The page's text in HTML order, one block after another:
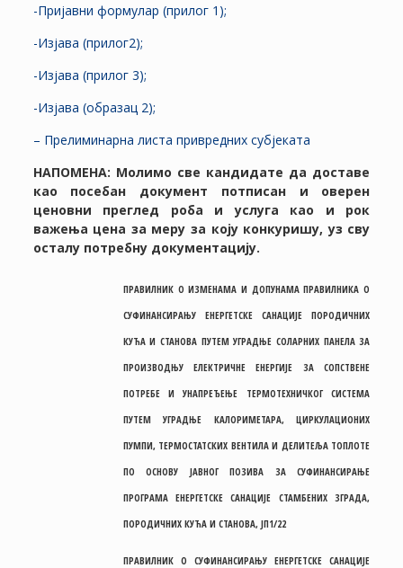
-Пријавни формулар (прилог 1);
-Изјава (прилог2);
-Изјава (прилог 3);
-Изјава (образац 2);
– Прелиминарна листа привредних субјеката
НАПОМЕНА: Молимо све кандидате да доставе
као посебан документ потписан и оверен
ценовни преглед роба и услуга као и рок
важења цена за меру за коју конкуришу, уз сву
осталу потребну документацију.
ПРАВИЛНИК О ИЗМЕНАМА И ДОПУНАМА ПРАВИЛНИКА О
СУФИНАНСИРАЊУ ЕНЕРГЕТСКЕ САНАЦИЈЕ ПОРОДИЧНИХ
КУЋА И СТАНОВА ПУТЕМ УГРАДЊЕ СОЛАРНИХ ПАНЕЛА ЗА
ПРОИЗВОДЊУ ЕЛЕКТРИЧНЕ ЕНЕРГИЈЕ ЗА СОПСТВЕНЕ
ПОТРЕБЕ И УНАПРЕЂЕЊЕ ТЕРМОТЕХНИЧКОГ СИСТЕМА
ПУТЕМ УГРАДЊЕ КАЛОРИМЕТАРА, ЦИРКУЛАЦИОНИХ
ПУМПИ, ТЕРМОСТАТСКИХ ВЕНТИЛА И ДЕЛИТЕЉА ТОПЛОТЕ
ПО ОСНОВУ ЈАВНОГ ПОЗИВА ЗА СУФИНАНСИРАЊЕ
ПРОГРАМА ЕНЕРГЕТСКЕ САНАЦИЈЕ СТАМБЕНИХ ЗГРАДА,
ПОРОДИЧНИХ КУЋА И СТАНОВА, ЈП1/22
ПРАВИЛНИК О СУФИНАНСИРАЊУ ЕНЕРГЕТСКЕ САНАЦИЈЕ